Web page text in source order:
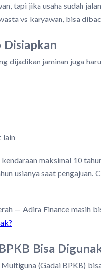
tapi jika usaha sudah
vs karyawan, bisa
Disiapkan
dijadikan jaminan juga
lain
maksimal 10
usianya saat pengajuan.
— Adira Finance masih
Bisa
(Gadai BPKB)